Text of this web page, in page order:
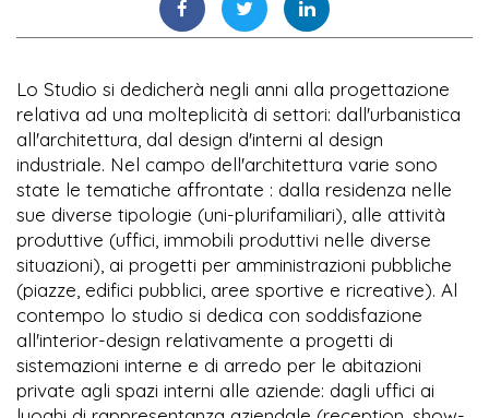
Lo Studio si dedicherà negli anni alla progettazione
relativa ad una molteplicità di settori: dall'urbanistica
all'architettura, dal design d'interni al design
industriale. Nel campo dell'architettura varie sono
state le tematiche affrontate : dalla residenza nelle
sue diverse tipologie (uni-plurifamiliari), alle attività
produttive (uffici, immobili produttivi nelle diverse
situazioni), ai progetti per amministrazioni pubbliche
(piazze, edifici pubblici, aree sportive e ricreative). Al
contempo lo studio si dedica con soddisfazione
all'interior-design relativamente a progetti di
sistemazioni interne e di arredo per le abitazioni
private agli spazi interni alle aziende: dagli uffici ai